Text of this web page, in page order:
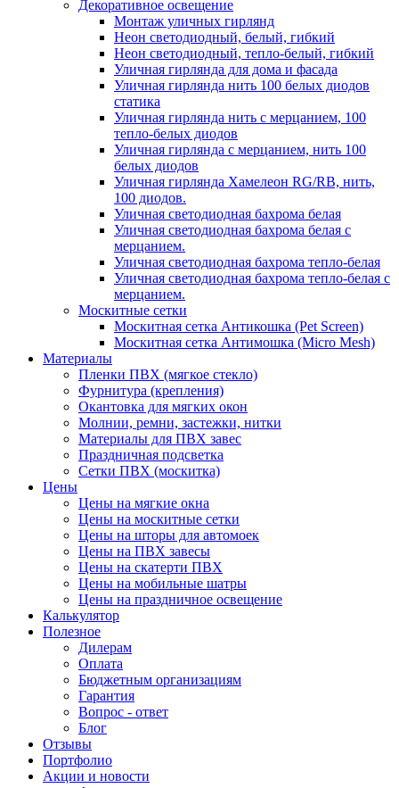
Декоративное освещение
Монтаж уличных гирлянд
Неон светодиодный, белый, гибкий
Неон светодиодный, тепло-белый, гибкий
Уличная гирлянда для дома и фасада
Уличная гирлянда нить 100 белых диодов
статика
Уличная гирлянда нить с мерцанием, 100
тепло-белых диодов
Уличная гирлянда с мерцанием, нить 100
белых диодов
Уличная гирлянда Хамелеон RG/RB, нить,
100 диодов.
Уличная светодиодная бахрома белая
Уличная светодиодная бахрома белая с
мерцанием.
Уличная светодиодная бахрома тепло-белая
Уличная светодиодная бахрома тепло-белая с
мерцанием.
Москитные сетки
Москитная сетка Антикошка (Pet Screen)
Москитная сетка Антимошка (Micro Mesh)
Материалы
Пленки ПВХ (мягкое стекло)
Фурнитура (крепления)
Окантовка для мягких окон
Молнии, ремни, застежки, нитки
Материалы для ПВХ завес
Праздничная подсветка
Сетки ПВХ (москитка)
Цены
Цены на мягкие окна
Цены на москитные сетки
Цены на шторы для автомоек
Цены на ПВХ завесы
Цены на скатерти ПВХ
Цены на мобильные шатры
Цены на праздничное освещение
Калькулятор
Полезное
Дилерам
Оплата
Бюджетным организациям
Гарантия
Вопрос - ответ
Блог
Отзывы
Портфолио
Акции и новости